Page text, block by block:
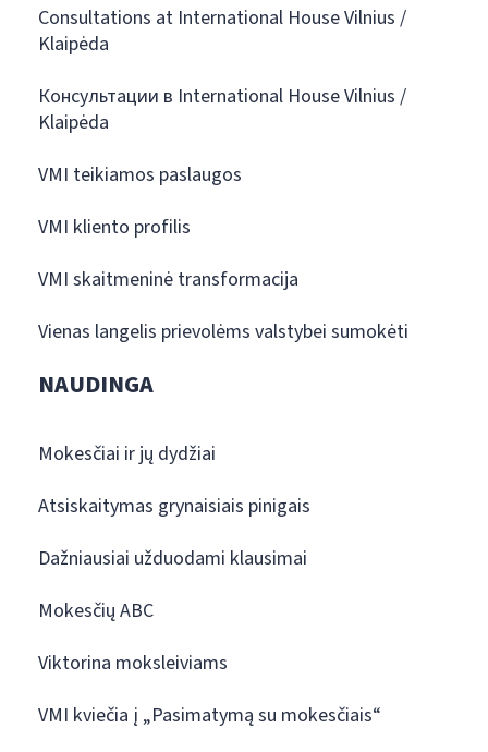
Consultations at International House Vilnius /
Klaipėda
Консультации в International House Vilnius /
Klaipėda
VMI teikiamos paslaugos
VMI kliento profilis
VMI skaitmeninė transformacija
Vienas langelis prievolėms valstybei sumokėti
NAUDINGA
Mokesčiai ir jų dydžiai
Atsiskaitymas grynaisiais pinigais
Dažniausiai užduodami klausimai
Mokesčių ABC
Viktorina moksleiviams
VMI kviečia į „Pasimatymą su mokesčiais“